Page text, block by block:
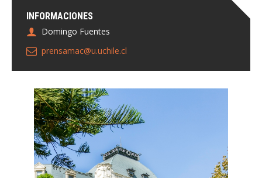
INFORMACIONES
Domingo Fuentes
prensamac@u.uchile.cl